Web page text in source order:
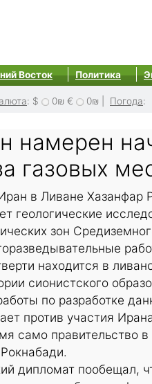
Восток Политика
: $ 0₪ € 0₪ Погода:
намерен
газовых
в Ливане Хазанфар
геологические
зон
находится в
сионистского
по разработке
против участия
само правительство
дипломат пообещал,